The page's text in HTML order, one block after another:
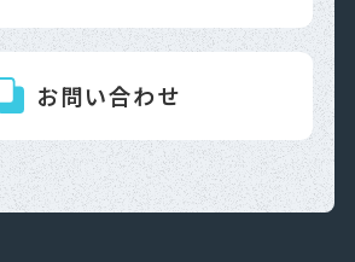
お問い合わせ